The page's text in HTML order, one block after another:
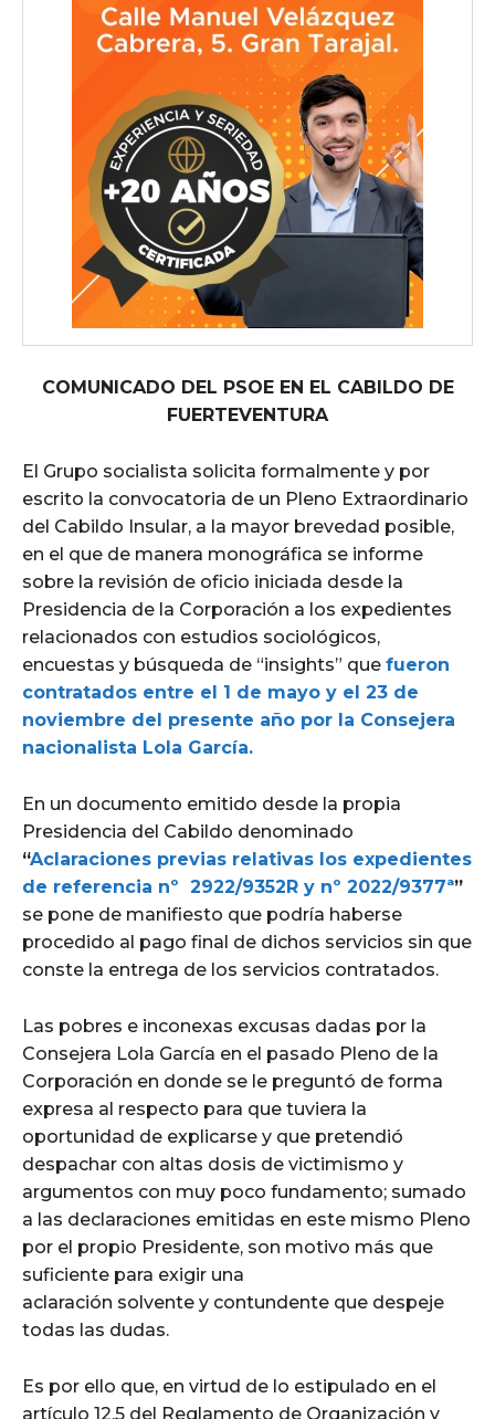
COMUNICADO DEL PSOE EN EL CABILDO DE
FUERTEVENTURA
El Grupo socialista solicita formalmente y por
escrito la convocatoria de un Pleno Extraordinario
del Cabildo Insular, a la mayor brevedad posible,
en el que de manera monográfica se informe
sobre la revisión de oficio iniciada desde la
Presidencia de la Corporación a los expedientes
relacionados con estudios sociológicos,
encuestas y búsqueda de “insights” que fueron
contratados entre el 1 de mayo y el 23 de
noviembre del presente año por la Consejera
nacionalista Lola García.
En un documento emitido desde la propia
Presidencia del Cabildo denominado
“Aclaraciones previas relativas los expedientes
de referencia nº 2922/9352R y nº 2022/9377ª”
se pone de manifiesto que podría haberse
procedido al pago final de dichos servicios sin que
conste la entrega de los servicios contratados.
Las pobres e inconexas excusas dadas por la
Consejera Lola García en el pasado Pleno de la
Corporación en donde se le preguntó de forma
expresa al respecto para que tuviera la
oportunidad de explicarse y que pretendió
despachar con altas dosis de victimismo y
argumentos con muy poco fundamento; sumado
a las declaraciones emitidas en este mismo Pleno
por el propio Presidente, son motivo más que
suficiente para exigir una
aclaración solvente y contundente que despeje
todas las dudas.
Es por ello que, en virtud de lo estipulado en el
artículo 12.5 del Reglamento de Organización y